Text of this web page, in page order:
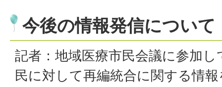
今後の情報発信について
記者：地域医療市民会議に参加
民に対して再編統合に関する情